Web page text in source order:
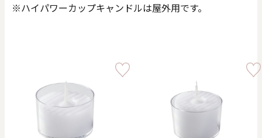
価格で探す
20000
円
クリア
※ハイパワーカップキャンドルは屋外用です。